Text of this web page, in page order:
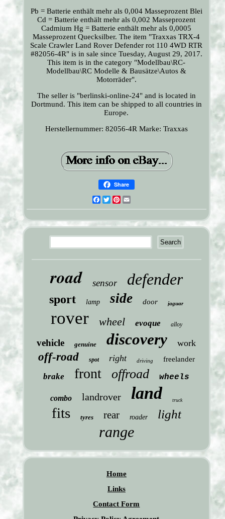
Pb = Batterie enthält mehr als 0,004 Masseprozent Blei
Cd = Batterie enthält mehr als 0,002 Masseprozent
Cadmium Hg = Batterie enthält mehr als 0,0005
Masseprozent Quecksilber. The item "Traxxas TRX-4
Scale Crawler Land Rover Defender rot 110 4WD RTR
#82056-4R" is in sale since Tuesday, August 29, 2017.
This item is in the category "Modellbau\RC-
Modellbau\RC Modelle & Bausätze\Autos &
Motorräder".
The seller is "berlinski-online-24" and is located in
Dortmund. This item can be shipped to all countries in
Europe.
Herstellernummer: 82056-4R Marke: Traxxas
Share
Facebook
TwitterPinterest
road sensor defender
sport lamp side door jaguar
rover wheel evoque alloy
vehicle genuine discovery work
off-road spot right driving freelander
brake front offroad wheels
combo landrover land truck
fits tyres rear roader light
range
Home
Links
Contact Form